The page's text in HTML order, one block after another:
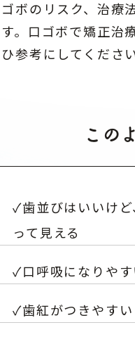
ボのリスク、治療
。口ゴボで矯正治
参考にしてください
この
✓歯並びはいいけ
って見える
✓口呼吸になりやす
✓歯紅がつきやすい